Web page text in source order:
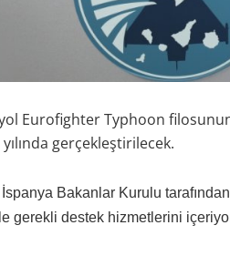
Eurofighter Typhoon
gerçekleştirilecek.
Bakanlar Kurulu
gerekli destek hizmetlerini